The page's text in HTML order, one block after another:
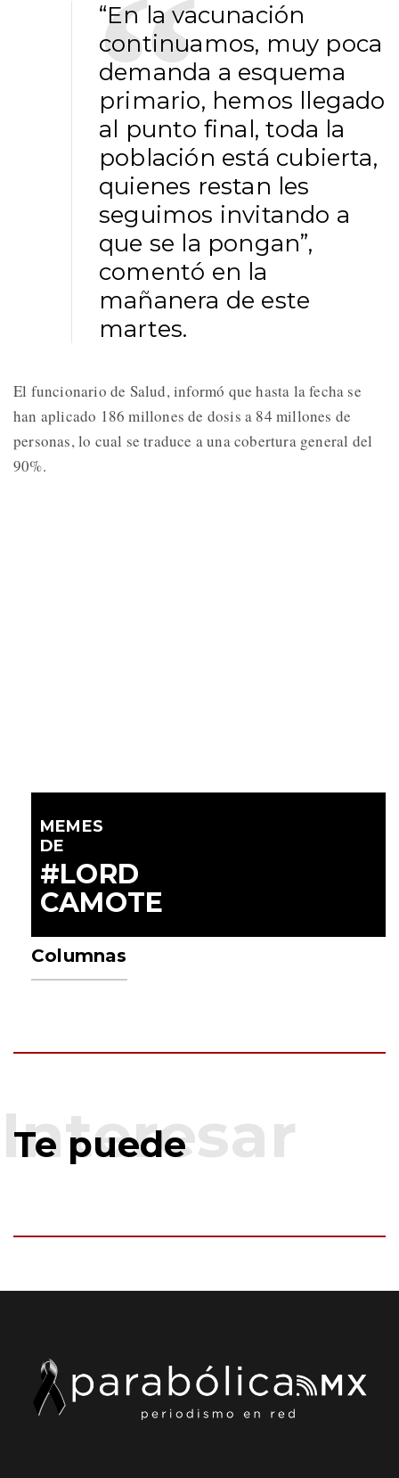
“En la vacunación
continuamos, muy poca
demanda a esquema
primario, hemos llegado
al punto final, toda la
población está cubierta,
quienes restan les
seguimos invitando a
que se la pongan”,
comentó en la
mañanera de este
martes.
El funcionario de Salud, informó que hasta la fecha se
han aplicado 186 millones de dosis a 84 millones de
personas, lo cual se traduce a una cobertura general del
90%.
MEMES
DE
#LORD
CAMOTE
Columnas
Te puede